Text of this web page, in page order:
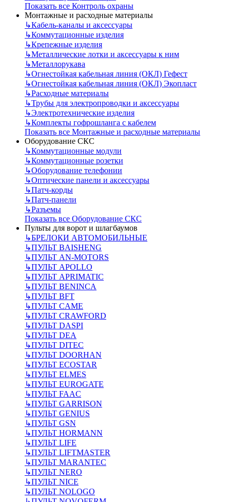
Показать все Контроль охраны
Монтажные и расходные материалы
↳Кабель-каналы и аксессуары
↳Коммутационные изделия
↳Крепежные изделия
↳Металлические лотки и аксессуары к ним
↳Металлорукава
↳Огнестойкая кабельная линия (ОКЛ) Гефест
↳Огнестойкая кабельная линия (ОКЛ) Экопласт
↳Расходные материалы
↳Трубы для электропроводки и аксессуары
↳Электротехнические изделия
↳Комплекты гофрошланга с кабелем
Показать все Монтажные и расходные материалы
Оборудование СКС
↳Коммутационные модули
↳Коммутационные розетки
↳Оборудование телефонии
↳Оптические панели и аксессуары
↳Патч-корды
↳Патч-панели
↳Разъемы
Показать все Оборудование СКС
Пульты для ворот и шлагбаумов
↳БРЕЛОКИ АВТОМОБИЛЬНЫЕ
↳ПУЛЬТ BAISHENG
↳ПУЛЬТ AN-MOTORS
↳ПУЛЬТ APOLLO
↳ПУЛЬТ APRIMATIC
↳ПУЛЬТ BENINCA
↳ПУЛЬТ BFT
↳ПУЛЬТ CAME
↳ПУЛЬТ CRAWFORD
↳ПУЛЬТ DASPI
↳ПУЛЬТ DEA
↳ПУЛЬТ DITEC
↳ПУЛЬТ DOORHAN
↳ПУЛЬТ ECOSTAR
↳ПУЛЬТ ELMES
↳ПУЛЬТ EUROGATE
↳ПУЛЬТ FAAC
↳ПУЛЬТ GARRISON
↳ПУЛЬТ GENIUS
↳ПУЛЬТ GSN
↳ПУЛЬТ HORMANN
↳ПУЛЬТ LIFE
↳ПУЛЬТ LIFTMASTER
↳ПУЛЬТ MARANTEC
↳ПУЛЬТ NERO
↳ПУЛЬТ NICE
↳ПУЛЬТ NOLOGO